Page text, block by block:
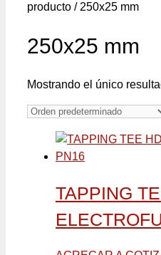
producto / 250x25 mm
250x25 mm
Mostrando el único
TAPPING